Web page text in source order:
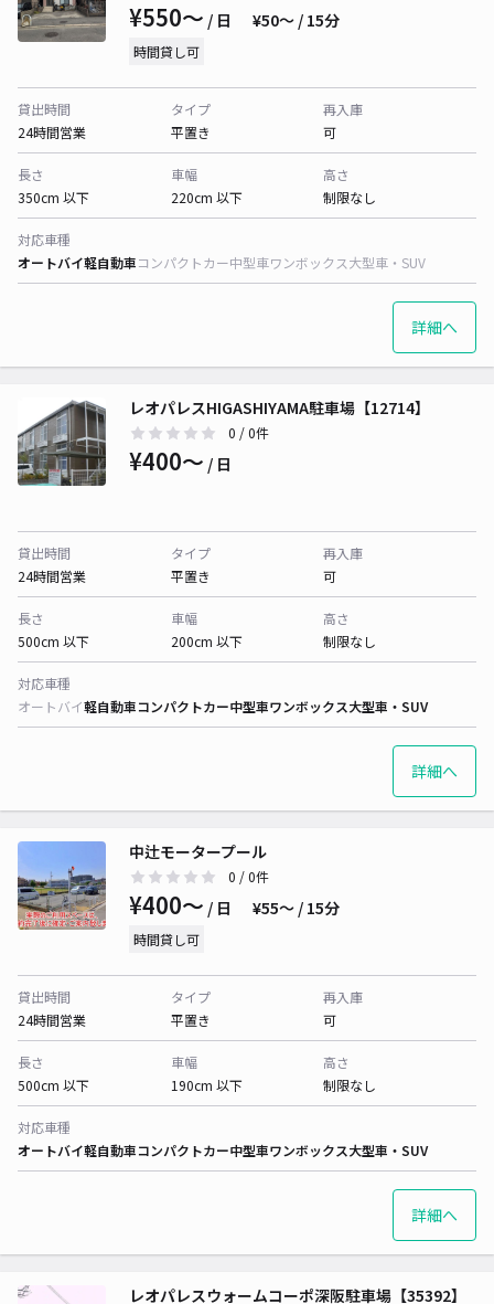
¥550〜 / 日 ¥50〜 / 15分
時間貸し可
貸出時間
24時間営業
タイプ
平置き
再入庫
可
長さ
350cm 以下
車幅
220cm 以下
高さ
制限なし
対応車種
オートバイ軽自動車コンパクトカー中型車ワンボックス大型車・SUV
詳細へ
レオパレスHIGASHIYAMA駐車場【12714】
0 / 0件
¥400〜 / 日
貸出時間
24時間営業
タイプ
平置き
再入庫
可
長さ
500cm 以下
車幅
200cm 以下
高さ
制限なし
対応車種
オートバイ軽自動車コンパクトカー中型車ワンボックス大型車・SUV
詳細へ
中辻モータープール
0 / 0件
¥400〜 / 日 ¥55〜 / 15分
時間貸し可
貸出時間
24時間営業
タイプ
平置き
再入庫
可
長さ
500cm 以下
車幅
190cm 以下
高さ
制限なし
対応車種
オートバイ軽自動車コンパクトカー中型車ワンボックス大型車・SUV
詳細へ
レオパレスウォームコーポ深阪駐車場【35392】